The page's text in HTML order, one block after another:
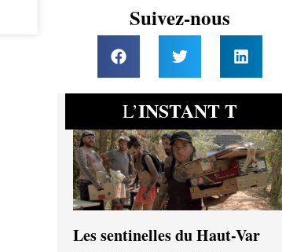
Suivez-nous
L’INSTANT T
Les sentinelles du Haut-Var